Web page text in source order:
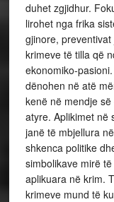
duhet zgjidhur.
lirohet nga frika
gjinore,
krimeve të tilla që
ekonomiko-
dënohen në atë
kenë në mendje
atyre. Aplikimet në
janë të mbjellura
shkenca politike
simbolikave mirë
aplikuara në krim.
krimeve mund të